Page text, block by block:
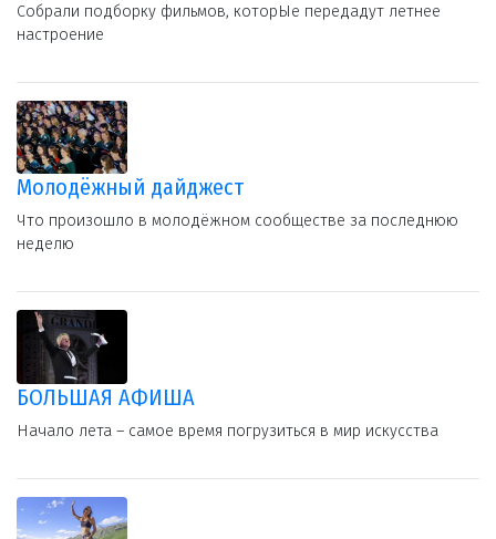
Собрали подборку фильмов, которЫе передадут летнее
настроение
Молодёжный дайджест
Что произошло в молодёжном сообществе за последнюю
неделю
БОЛЬШАЯ АФИША
Начало лета – самое время погрузиться в мир искусства